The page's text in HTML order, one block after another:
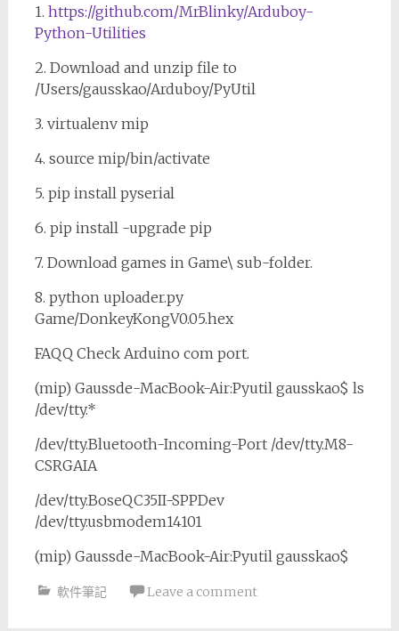
1. https://github.com/MrBlinky/Arduboy-
Python-Utilities
2. Download and unzip file to
/Users/gausskao/Arduboy/PyUtil
3. virtualenv mip
4. source mip/bin/activate
5. pip install pyserial
6. pip install -upgrade pip
7. Download games in Game\ sub-folder.
8. python uploader.py
Game/DonkeyKongV0.05.hex
FAQQ Check Arduino com port.
(mip) Gaussde-MacBook-Air:Pyutil gausskao$ ls
/dev/tty.*
/dev/tty.Bluetooth-Incoming-Port /dev/tty.M8-
CSRGAIA
/dev/tty.BoseQC35II-SPPDev
/dev/tty.usbmodem14101
(mip) Gaussde-MacBook-Air:Pyutil gausskao$
軟件筆記 Leave a comment